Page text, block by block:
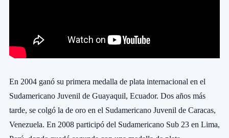
En 2004 ganó su primera medalla de plata internacional en el
Sudamericano Juvenil de Guayaquil, Ecuador. Dos años más
tarde, se colgó la de oro en el Sudamericano Juvenil de Caracas,
Venezuela. En 2008 participó del Sudamericano Sub 23 en Lima,